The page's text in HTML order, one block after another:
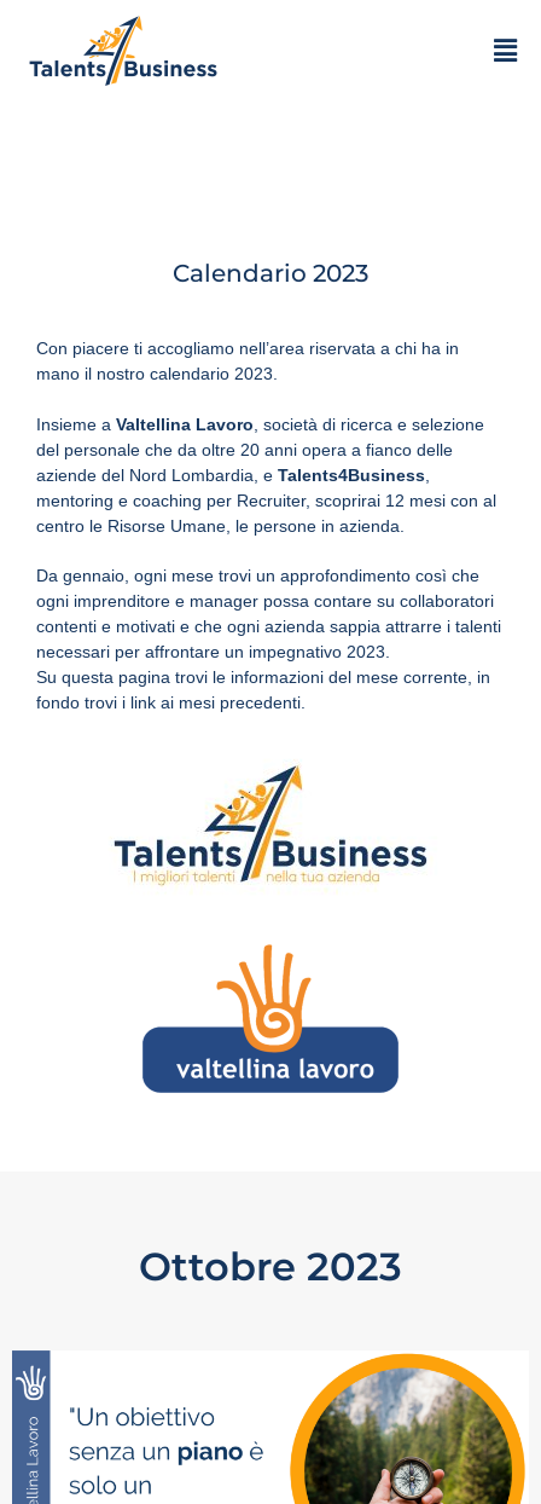
Calendario 2023 –
Calendario 2023
Con piacere ti accogliamo nell’area riservata a chi ha in
mano il nostro calendario 2023.
Insieme a Valtellina Lavoro , società di ricerca e selezione
del personale che da oltre 20 anni opera a fianco delle
aziende del Nord Lombardia, e Talents4Business
mentoring e coaching per Recruiter, scoprirai 12 mesi con al
centro le Risorse Umane, le persone in azienda.
Da gennaio, ogni mese trovi un approfondimento così che
ogni imprenditore e manager possa contare su collaboratori
contenti e motivati e che ogni azienda sappia attrarre i talenti
necessari per affrontare un impegnativo 2023.
Su questa pagina trovi le informazioni del mese corrente, in
fondo trovi i link ai mesi precedenti.
Ottobre 2023